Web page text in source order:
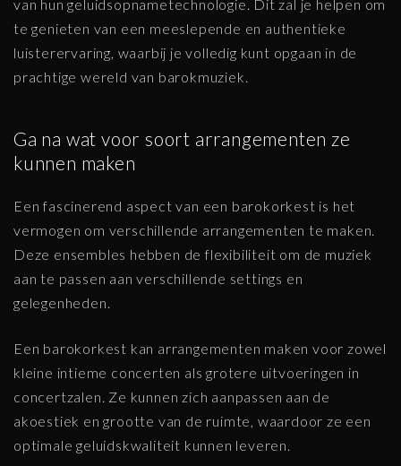
van hun geluidsopnametechnologie. Dit zal je helpen om
te genieten van een meeslepende en authentieke
luisterervaring, waarbij je volledig kunt opgaan in de
prachtige wereld van barokmuziek.
Ga na wat voor soort arrangementen ze
kunnen maken
Een fascinerend aspect van een barokorkest is het
vermogen om verschillende arrangementen te maken.
Deze ensembles hebben de flexibiliteit om de muziek
aan te passen aan verschillende settings en
gelegenheden.
Een barokorkest kan arrangementen maken voor zowel
kleine intieme concerten als grotere uitvoeringen in
concertzalen. Ze kunnen zich aanpassen aan de
akoestiek en grootte van de ruimte, waardoor ze een
optimale geluidskwaliteit kunnen leveren.